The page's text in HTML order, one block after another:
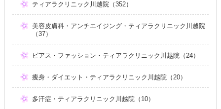
ティアラクリニック川越院（352）
美容皮膚科・アンチエイジング・ティアラクリニック川越院
（37）
ピアス・ファッション・ティアラクリニック川越院（24）
痩身・ダイエット・ティアラクリニック川越院（20）
多汗症・ティアラクリニック川越院（10）